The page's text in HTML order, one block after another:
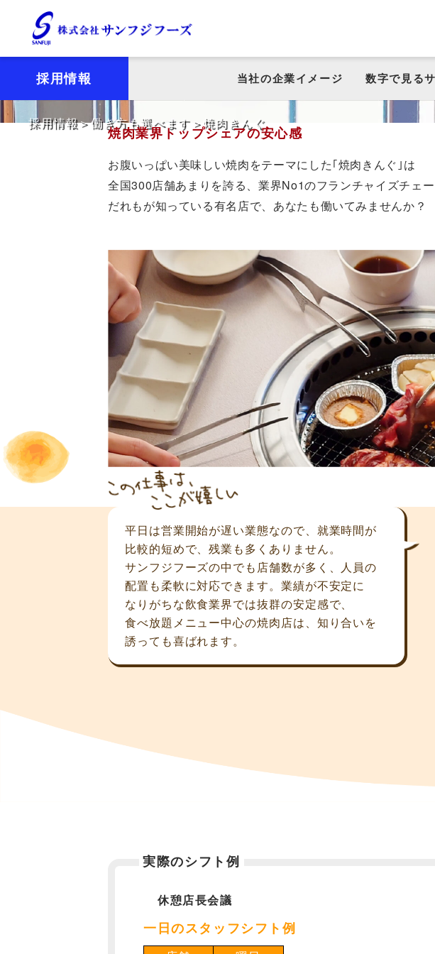
採用情報 当社の企業イメージ 数字で見る
採用情報 働き方も選べます 焼肉きんぐ
焼肉業界トップシェアの安心感
お腹いっぱい美味しい焼肉をテーマにした｢焼肉きんぐ｣は
全国300店舗あまりを誇る、 業界No1のフランチャイズチェー
だれもが知っている有名店で、 あなたも働いてみませんか？
平日は営業開始が遅い業態なので、 就業時間が
比較的短めで、残業も多くありません。
サンフジフーズの中でも店舗数が多く、人員の
配置も柔軟に対応できます。業績が不安定に
なりがちな飲食業界では抜群の安定感で、
食べ放題メニュー中心の焼肉店は、 知り合いを
誘っても喜ばれます。
実際のシフト例
休憩店長会議
一日のスタッフシフト例